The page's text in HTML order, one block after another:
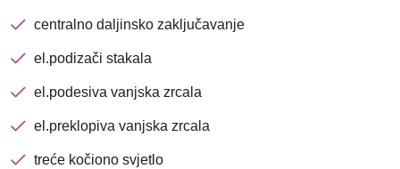
centralno daljinsko zaključavanje
el.podizači stakala
el.podesiva vanjska zrcala
el.preklopiva vanjska zrcala
treće kočiono svjetlo